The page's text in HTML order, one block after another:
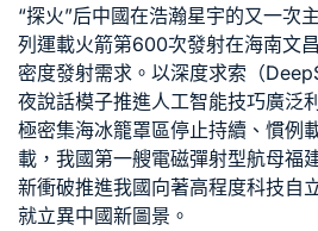
“探火”后中國在浩瀚星宇的又一次
列運載火箭第600次發射在海南文
密度發射需求。以深度求索（
夜說話模子推進人工智能技巧廣泛
極密集海冰籠罩區停止持續、慣例
載，我國第一艘電磁彈射型航母福
新衝破推進我國向著高程度科技自
就立異中國新圖景。